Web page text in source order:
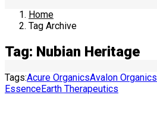
Home
Tag Archive
Tag: Nubian Heritage
Tags:Acure OrganicsAvalon Organics
EssenceEarth Therapeutics